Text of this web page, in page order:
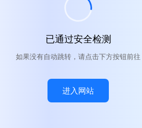
已通过安全检测
如果没有自动跳转，请点击下方按钮前往
进入网站